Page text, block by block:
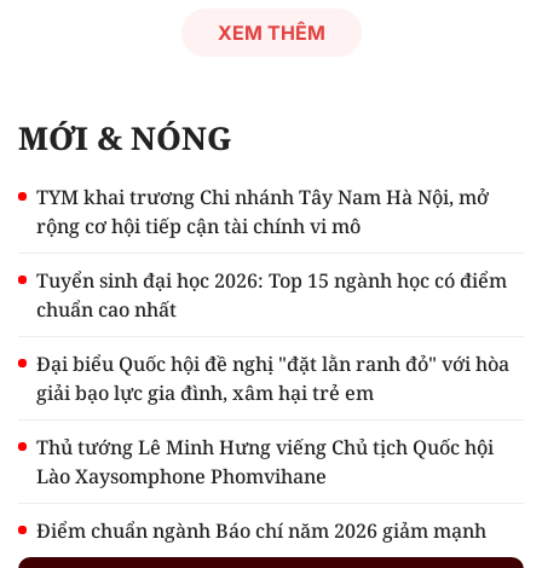
XEM THÊM
MỚI & NÓNG
TYM khai trương Chi nhánh Tây Nam Hà Nội, mở
rộng cơ hội tiếp cận tài chính vi mô
Tuyển sinh đại học 2026: Top 15 ngành học có điểm
chuẩn cao nhất
Đại biểu Quốc hội đề nghị "đặt lằn ranh đỏ" với hòa
giải bạo lực gia đình, xâm hại trẻ em
Thủ tướng Lê Minh Hưng viếng Chủ tịch Quốc hội
Lào Xaysomphone Phomvihane
Điểm chuẩn ngành Báo chí năm 2026 giảm mạnh